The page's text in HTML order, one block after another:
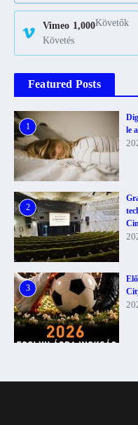
Vimeo 1,000Követők
Követés
Featured Posts
1
le
2
3